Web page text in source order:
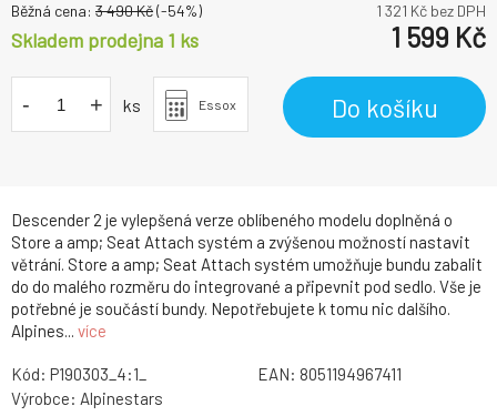
Descender 2 je vylepšená verze oblíbeného modelu doplněná o
Store a amp; Seat Attach systém a zvýšenou možností nastavit
větrání. Store a amp; Seat Attach systém umožňuje bundu zabalit
do do malého rozměru do integrované a připevnit pod sedlo. Vše je
potřebné je součástí bundy. Nepotřebujete k tomu nic dalšího.
Alpines... více
Běžná cena: 3 490Kč(-54%) 1 321 Kč bez DPH
Skladem prodejna 1 ks 1 599 Kč
- + ks Essox Do košíku
Kód: P190303_4:1_ EAN: 8051194967411
Výrobce: Alpinestars